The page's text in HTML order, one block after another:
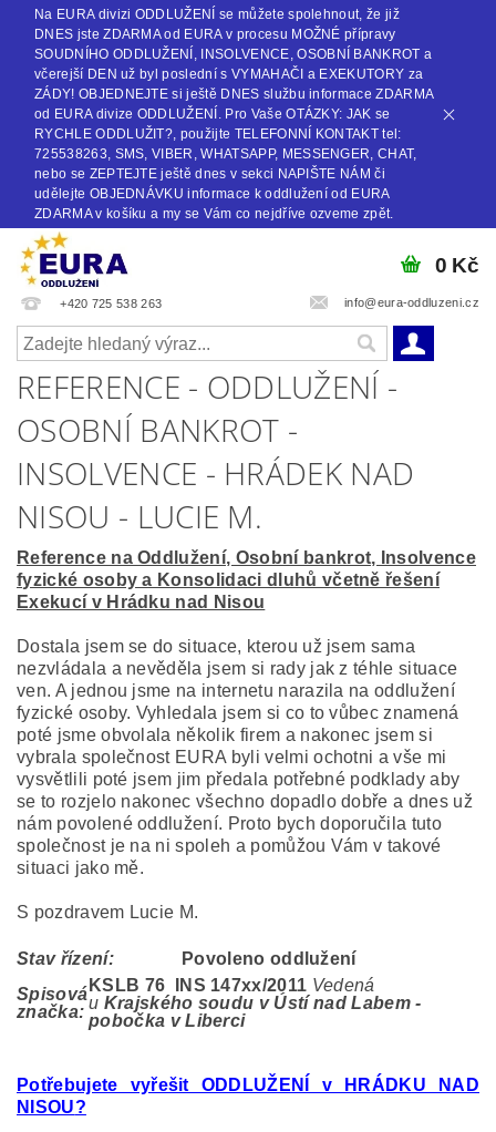
Na EURA divizi ODDLUŽENÍ se můžete spolehnout, že již
DNES jste ZDARMA od EURA v procesu MOŽNÉ přípravy
SOUDNÍHO ODDLUŽENÍ, INSOLVENCE, OSOBNÍ BANKROT a
včerejší DEN už byl poslední s VYMAHAČI a EXEKUTORY za
ZÁDY! OBJEDNEJTE si ještě DNES službu informace ZDARMA
od EURA divize ODDLUŽENÍ. Pro Vaše OTÁZKY: JAK se
RYCHLE ODDLUŽIT?, použijte TELEFONNÍ KONTAKT tel:
725538263, SMS, VIBER, WHATSAPP, MESSENGER, CHAT,
nebo se ZEPTEJTE ještě dnes v sekci NAPIŠTE NÁM či
udělejte OBJEDNÁVKU informace k oddlužení od EURA
ZDARMA v košíku a my se Vám co nejdříve ozveme zpět.
+420 725 538 263 info@eura-oddluzeni.cz
0 Kč
REFERENCE - ODDLUŽENÍ -
OSOBNÍ BANKROT -
INSOLVENCE - HRÁDEK NAD
NISOU - LUCIE M.
Reference na Oddlužení, Osobní bankrot, Insolvence
fyzické osoby a Konsolidaci dluhů včetně řešení
Exekucí v Hrádku nad Nisou
Dostala jsem se do situace, kterou už jsem sama
nezvládala a nevěděla jsem si rady jak z téhle situace
ven. A jednou jsme na internetu narazila na oddlužení
fyzické osoby. Vyhledala jsem si co to vůbec znamená
poté jsme obvolala několik firem a nakonec jsem si
vybrala společnost EURA byli velmi ochotni a vše mi
vysvětlili poté jsem jim předala potřebné podklady aby
se to rozjelo nakonec všechno dopadlo dobře a dnes už
nám povolené oddlužení. Proto bych doporučila tuto
společnost je na ni spoleh a pomůžou Vám v takové
situaci jako mě.
S pozdravem Lucie M.
Stav řízení:
Povoleno oddlužení
Spisová
značka:
KSLB 76 INS 147xx/2011 Vedená
u Krajského soudu v Ústí nad Labem -
pobočka v Liberci
Potřebujete vyřešit ODDLUŽENÍ v HRÁDKU NAD
NISOU?